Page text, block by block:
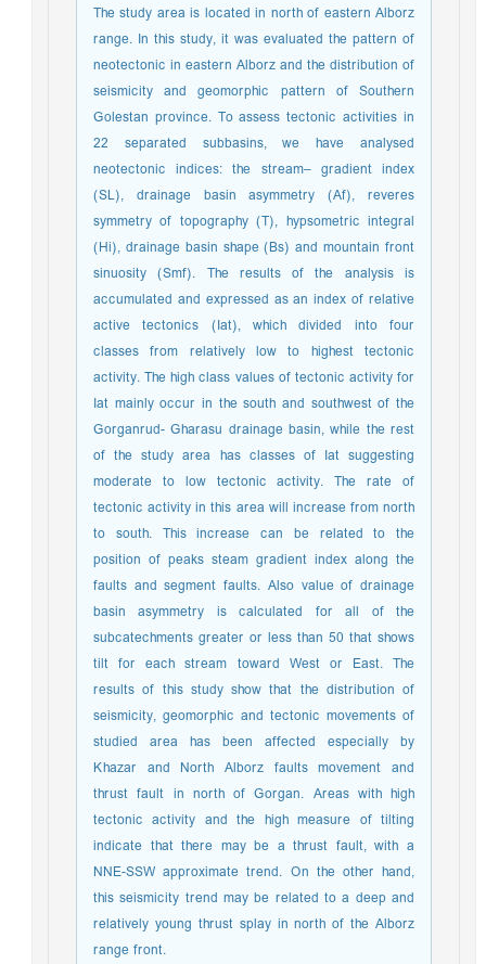
The study area is located in north of eastern Alborz
range. In this study, it was evaluated the pattern of
neotectonic in eastern Alborz and the distribution of
seismicity and geomorphic pattern of Southern
Golestan province. To assess tectonic activities in
22 separated subbasins, we have analysed
neotectonic indices: the stream– gradient index
(SL), drainage basin asymmetry (Af), reveres
symmetry of topography (T), hypsometric integral
(Hi), drainage basin shape (Bs) and mountain front
sinuosity (Smf). The results of the analysis is
accumulated and expressed as an index of relative
active tectonics (Iat), which divided into four
classes from relatively low to highest tectonic
activity. The high class values of tectonic activity for
Iat mainly occur in the south and southwest of the
Gorganrud- Gharasu drainage basin, while the rest
of the study area has classes of Iat suggesting
moderate to low tectonic activity. The rate of
tectonic activity in this area will increase from north
to south. This increase can be related to the
position of peaks steam gradient index along the
faults and segment faults. Also value of drainage
basin asymmetry is calculated for all of the
subcatechments greater or less than 50 that shows
tilt for each stream toward West or East. The
results of this study show that the distribution of
seismicity, geomorphic and tectonic movements of
studied area has been affected especially by
Khazar and North Alborz faults movement and
thrust fault in north of Gorgan. Areas with high
tectonic activity and the high measure of tilting
indicate that there may be a thrust fault, with a
NNE-SSW approximate trend. On the other hand,
this seismicity trend may be related to a deep and
relatively young thrust splay in north of the Alborz
range front.